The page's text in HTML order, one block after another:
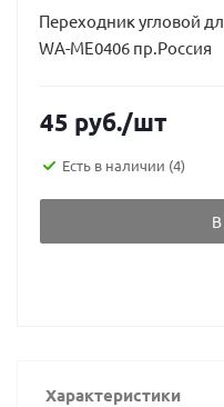
Переходник угловой
WA-ME0406 пр.Россия
45 руб./шт
Есть в наличии (4)
Характеристики